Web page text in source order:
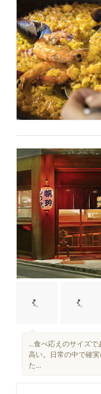
...食べ応えのサイズ
高い。日常の中で確実
た...